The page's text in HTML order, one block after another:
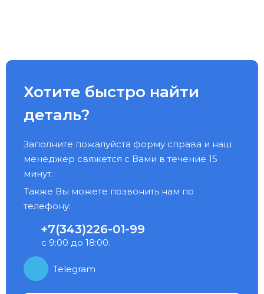
Хотите быстро найти
деталь?
Заполните пожалуйста форму справа и наш
менеджер свяжется с Вами в течение 15
минут.
Также Вы можете позвонить нам по
телефону:
+7(343)226-01-99
с 9:00 до 18:00.
Telegram